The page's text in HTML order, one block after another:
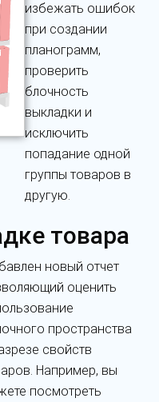
избежать ошибок
при создании
планограмм,
проверить
блочность
выкладки и
исключить
попадание одной
группы товаров в
другую.
товара
новый отчет
оценить
пространства
свойств
Например, вы
посмотреть